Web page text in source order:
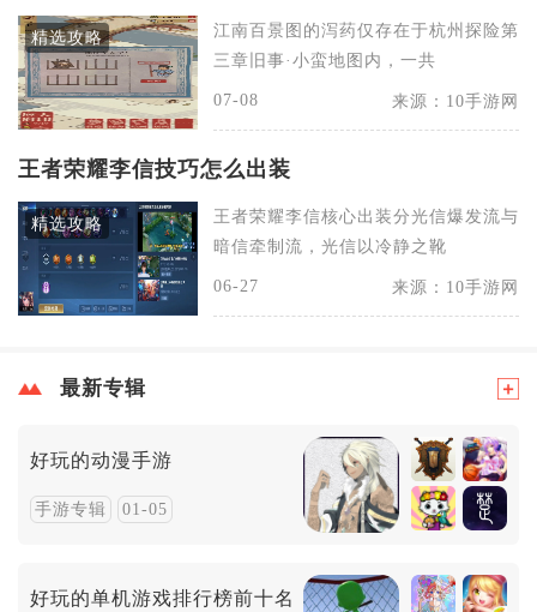
精选攻略
江南百景图的泻药仅存在于杭州探险第
三章旧事·小蛮地图内，一共
07-08 来源：10手游网
王者荣耀李信技巧怎么出装
精选攻略
王者荣耀李信核心出装分光信爆发流与
暗信牵制流，光信以冷静之靴
06-27 来源：10手游网
最新专辑
好玩的动漫手游
手游专辑 01-05
好玩的单机游戏排行榜前十名